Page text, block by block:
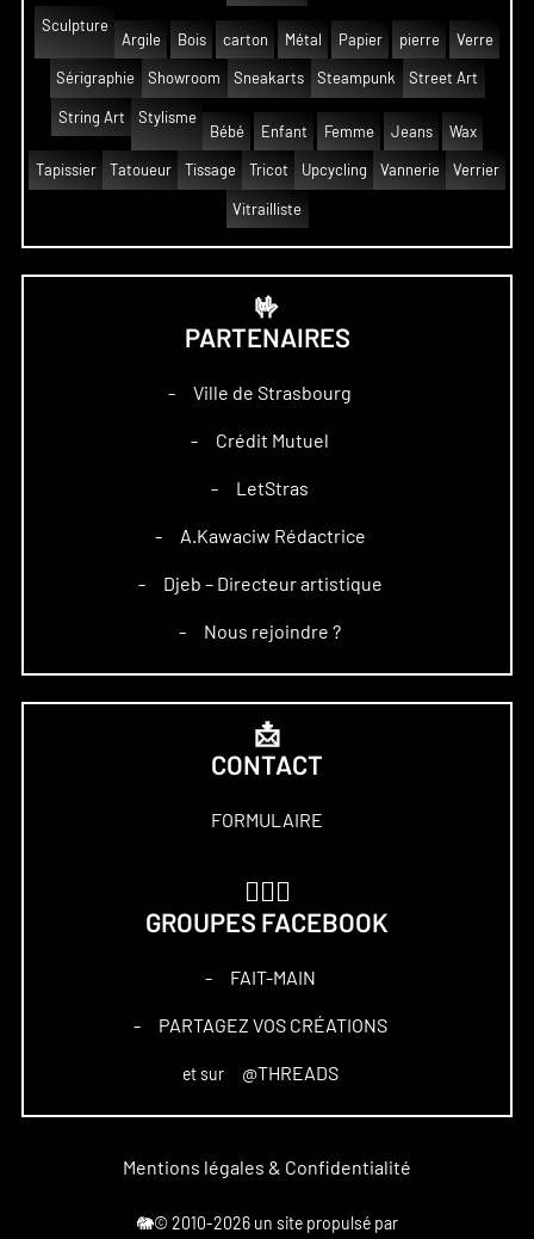
Sculpture
Argile
Bois carton Métal Papier pierre Verre
Sérigraphie Showroom Sneakarts Steampunk Street Art
String Art
Stylisme
Bébé
Enfant Femme Jeans Wax
Tapissier Tatoueur Tissage Tricot Upcycling Vannerie Verrier
Vitrailliste
🤟
PARTENAIRES
– Ville de Strasbourg
– Crédit Mutuel
– LetStras
– A.Kawaciw Rédactrice
– Djeb – Directeur artistique
– Nous rejoindre ?
📩
CONTACT
FORMULAIRE
GROUPES FACEBOOK
– FAIT-MAIN
– PARTAGEZ VOS CRÉATIONS
et sur @THREADS
Mentions légales & Confidentialité
🐘© 2010-2026 un site propulsé par